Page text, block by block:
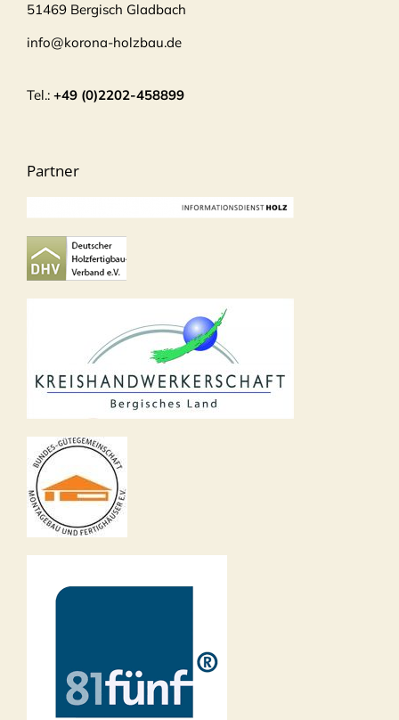
51469 Bergisch Gladbach
info@korona-holzbau.de
Tel.: +49 (0)2202-458899
Partner